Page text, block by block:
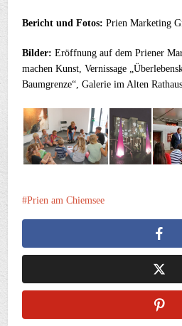
Bericht und Fotos:Prien Marketing
Bilder:Eröffnung auf dem Priener
machen Kunst, Vernissage
Baumgrenze“, Galerie im Alten
Prien am Chiemsee